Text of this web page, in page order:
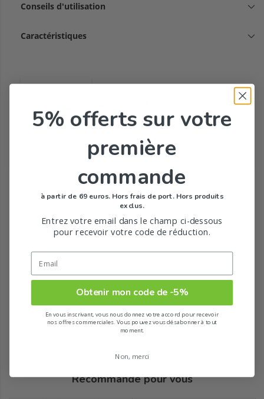
Conseils d'utilisation
Caractéristiques
Tous les produits de la marque
Recommandé pour vous
5% offerts sur votre
première
commande
à partir de 69 euros. Hors frais de port. Hors produits
exclus.
Entrez votre email dans le champ ci-dessous
pour recevoir votre code de réduction.
Obtenir mon code de -5%
En vous inscrivant, vous nous donnez votre accord pour recevoir
nos offres commerciales. Vous pouvez vous désabonner à tout
moment.
Non, merci